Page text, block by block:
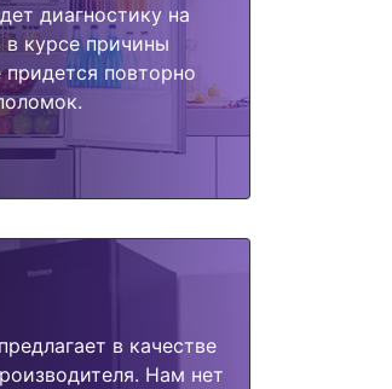
диагностику на
курсе причины
повторно
в качестве
Нам нет